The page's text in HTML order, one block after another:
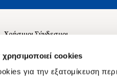
cookies
για την εξατομίκευση
Χρήσιμοι Σύνδεσμοι
Σχετικά με εμάς
Θέσεις Εργασίας